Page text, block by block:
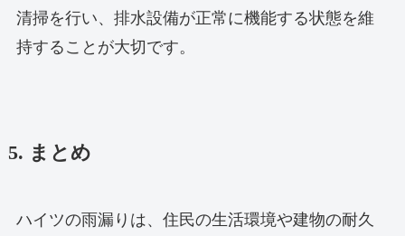
清掃を行い、排水設備が正常に機能する状態を維
持することが大切です。
5. まとめ
ハイツの雨漏りは、住民の生活環境や建物の耐久